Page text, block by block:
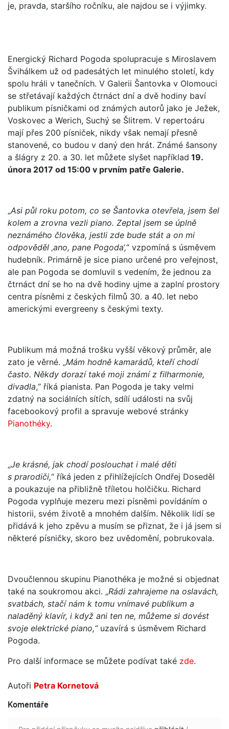
je, pravda, staršího ročníku, ale najdou se i výjimky.
Energický Richard Pogoda spolupracuje s Miroslavem
Švihálkem už od padesátých let minulého století, kdy
spolu hráli v tanečních. V Galerii Šantovka v Olomouci
se střetávají každých čtrnáct dní a dvě hodiny baví
publikum písničkami od známých autorů jako je Ježek,
Voskovec a Werich, Suchý se Šlitrem. V repertoáru
mají přes 200 písniček, nikdy však nemají přesně
stanovené, co budou v daný den hrát. Známé šansony
a šlágry z 20. a 30. let můžete slyšet například 19.
února 2017 od 15:00 v prvním patře Galerie.
„Asi půl roku potom, co se Šantovka otevřela, jsem šel
kolem a zrovna vezli piano. Zeptal jsem se úplně
neznámého člověka, jestli zde bude stát a on mi
odpověděl ‚ano, pane Pogoda‘,“ vzpomíná s úsměvem
hudebník. Primárně je sice piano určené pro veřejnost,
ale pan Pogoda se domluvil s vedením, že jednou za
čtrnáct dní se ho na dvě hodiny ujme a zaplní prostory
centra písněmi z českých filmů 30. a 40. let nebo
americkými evergreeny s českými texty.
Publikum má možná trošku vyšší věkový průměr, ale
zato je věrné. „Mám hodně kamarádů, kteří chodí
často. Někdy dorazí také moji známí z filharmonie,
divadla,“ říká pianista. Pan Pogoda je taky velmi
zdatný na sociálních sítích, sdílí události na svůj
facebookový profil a spravuje webové stránky
Pianothéky.
„Je krásné, jak chodí poslouchat i malé děti
s prarodiči,“ říká jeden z přihlížejících Ondřej Doseděl
a poukazuje na přibližně tříletou holčičku. Richard
Pogoda vyplňuje mezeru mezi písněmi povídáním o
historii, svém životě a mnohém dalším. Několik lidí se
přidává k jeho zpěvu a musím se přiznat, že i já jsem si
některé písničky, skoro bez uvědomění, pobrukovala.
Dvoučlennou skupinu Pianothéka je možné si objednat
také na soukromou akci. „Rádi zahrajeme na oslavách,
svatbách, stačí nám k tomu vnímavé publikum a
naladěný klavír, i když ani ten ne, můžeme si dovést
svoje elektrické piano,“uzavírá s úsměvem Richard
Pogoda.
Pro další informace se můžete podívat také zde.
Autoři Petra Kornetová
Komentáře